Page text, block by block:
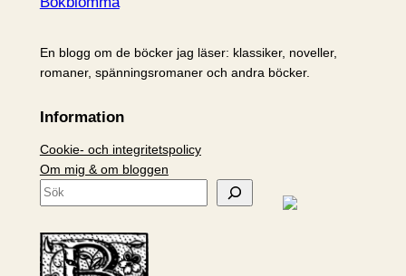
En blogg om de böcker jag läser: klassiker, noveller,
romaner, spänningsromaner och andra böcker.
Information
Cookie- och integritetspolicy
Om mig & om bloggen
S
k